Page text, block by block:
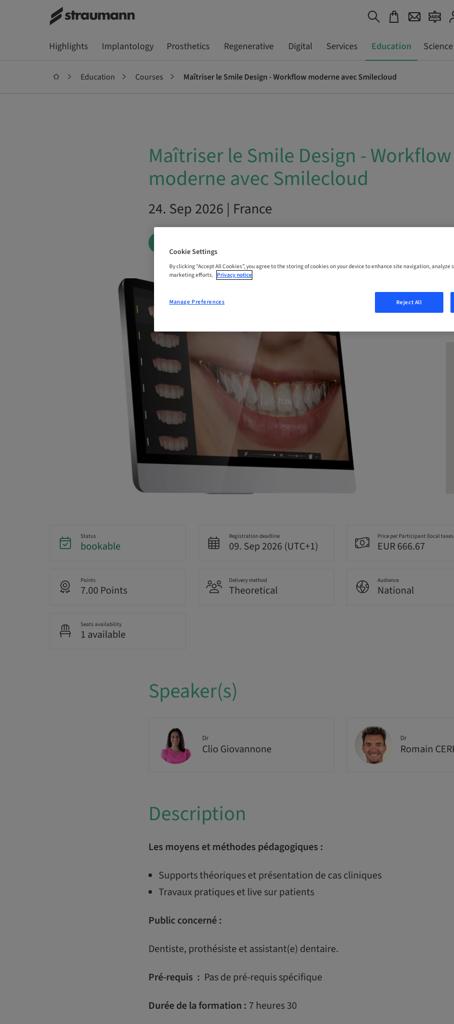
Highlights Implantology Prosthetics Regenerative Digital Services Education Science
Education Courses Maîtriser le Smile Design - Workflow moderne avec Smilecloud
Maîtriser le Smile Design - Workflow
moderne avec Smilecloud
24. Sep 2026 | France
Status
bookable
Registration deadline
09. Sep 2026 (UTC+1)
Price per Participant (local
EUR 666.67
Points
7.00 Points
Delivery method
Theoretical
Audience
National
Seats availability
1 available
Speaker(s)
Dr
Clio Giovannone
Dr
Romain
Description
Les moyens et méthodes pédagogiques :
Supports théoriques et présentation de cas cliniques
Travaux pratiques et live sur patients
Public concerné :
Dentiste, prothésiste et assistant(e) dentaire.
Pré-requis : Pas de pré-requis spécifique
Durée de la formation : 7 heures 30
Cookie Settings
By clicking “Accept All Cookies”, you agree to the storing of cookies on your device to enhance site navigation, analyze
marketing efforts. Privacy notice
Reject All
Manage Preferences